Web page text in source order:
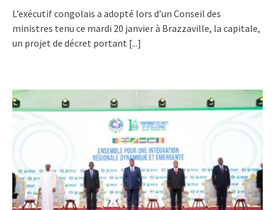
L’exécutif congolais a adopté lors d’un Conseil des
ministres tenu ce mardi 20 janvier à Brazzaville, la capitale,
un projet de décret portant [...]